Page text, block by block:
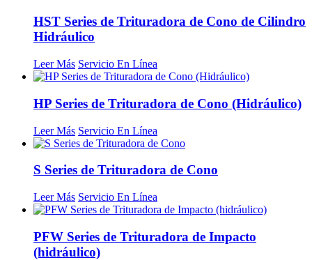
HST Series de Trituradora de Cono de Cilindro
Hidráulico
Leer Más Servicio En Línea
HP Series de Trituradora de Cono (Hidráulico)
Leer Más Servicio En Línea
S Series de Trituradora de Cono
Leer Más Servicio En Línea
PFW Series de Trituradora de Impacto
(hidráulico)